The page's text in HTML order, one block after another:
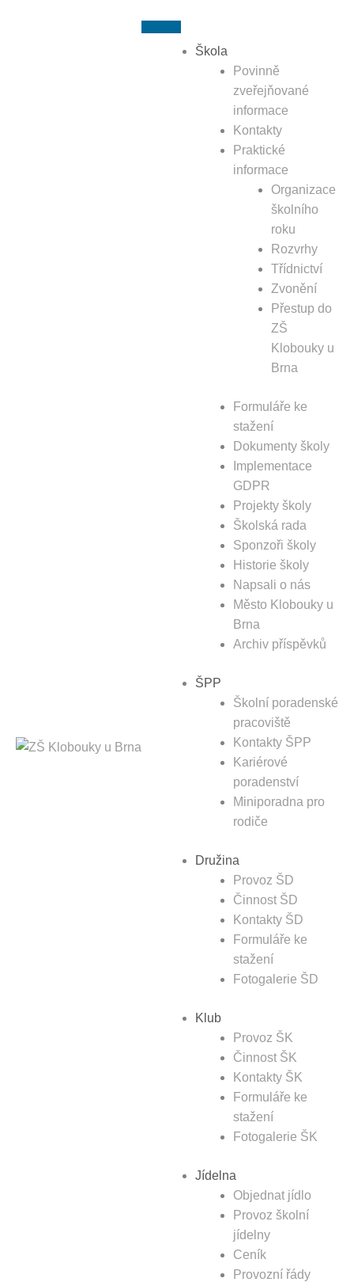
Škola
Povinně
zveřejňované
informace
Kontakty
Praktické
informace
Organizace
školního
roku
Rozvrhy
Třídnictví
Zvonění
Přestup do
ZŠ
Klobouky u
Brna
Formuláře ke
stažení
Dokumenty školy
Implementace
GDPR
Projekty školy
Školská rada
Sponzoři školy
Historie školy
Napsali o nás
Město Klobouky u
Brna
Archiv příspěvků
ŠPP
Školní poradenské
pracoviště
Kontakty ŠPP
Kariérové
poradenství
Miniporadna pro
rodiče
Družina
Provoz ŠD
Činnost ŠD
Kontakty ŠD
Formuláře ke
stažení
Fotogalerie ŠD
Klub
Provoz ŠK
Činnost ŠK
Kontakty ŠK
Formuláře ke
stažení
Fotogalerie ŠK
Jídelna
Objednat jídlo
Provoz školní
jídelny
Ceník
Provozní řády